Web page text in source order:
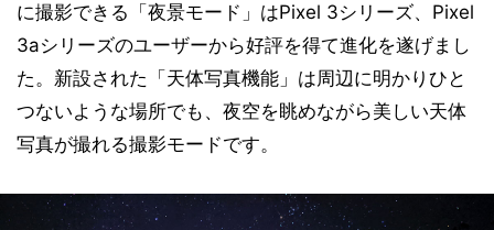
に撮影できる「夜景モード」はPixel 3シリーズ、Pixel
3aシリーズのユーザーから好評を得て進化を遂げまし
た。新設された「天体写真機能」は周辺に明かりひと
つないような場所でも、夜空を眺めながら美しい天体
写真が撮れる撮影モードです。